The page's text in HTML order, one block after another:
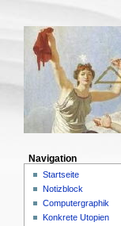
Navigation
Startseite
Notizblock
Computergraphik
Konkrete Utopien